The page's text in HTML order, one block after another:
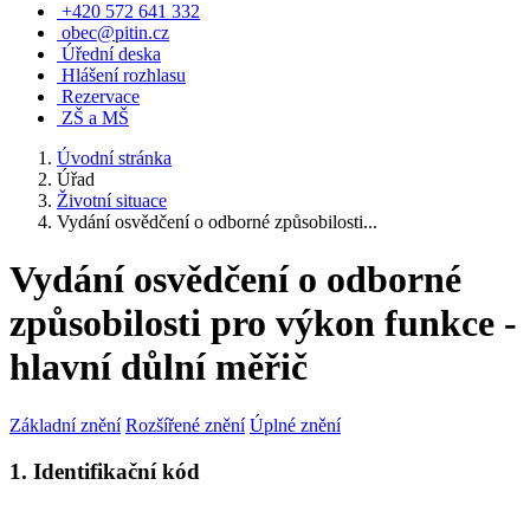
+420 572 641 332
obec@pitin.cz
Úřední deska
Hlášení rozhlasu
Rezervace
ZŠ a MŠ
Úvodní stránka
Úřad
Životní situace
Vydání osvědčení o odborné způsobilosti...
Vydání osvědčení o odborné
způsobilosti pro výkon funkce -
hlavní důlní měřič
Základní znění Rozšířené znění Úplné znění
1. Identifikační kód